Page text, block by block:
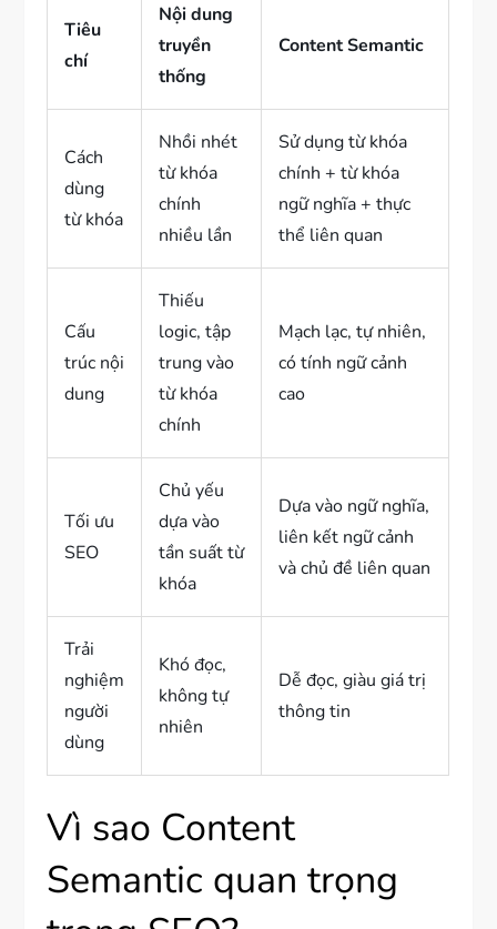
Tiêu
chí
Nội dung
truyền
thống
Content Semantic
Cách
dùng
từ khóa
Nhồi nhét
từ khóa
chính
nhiều lần
Sử dụng từ khóa
chính + từ khóa
ngữ nghĩa + thực
thể liên quan
Cấu
trúc nội
dung
Thiếu
logic, tập
trung vào
từ khóa
chính
Mạch lạc, tự nhiên,
có tính ngữ cảnh
cao
Tối ưu
SEO
Chủ yếu
dựa vào
tần suất từ
khóa
Dựa vào ngữ nghĩa,
liên kết ngữ cảnh
và chủ đề liên quan
Trải
nghiệm
người
dùng
Khó đọc,
không tự
nhiên
Dễ đọc, giàu giá trị
thông tin
Vì sao Content
Semantic quan trọng